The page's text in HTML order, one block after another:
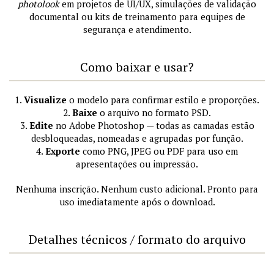
photolookem projetos de UI/UX, simulações de validação
documental ou kits de treinamento para equipes de
segurança e atendimento.
Como baixar e usar?
1. Visualize o modelo para confirmar estilo e proporções.
2. Baixe o arquivo no formato PSD.
3. Edite no Adobe Photoshop — todas as camadas estão
desbloqueadas, nomeadas e agrupadas por função.
4. Exporte como PNG, JPEG ou PDF para uso em
apresentações ou impressão.
Nenhuma inscrição. Nenhum custo adicional. Pronto para
uso imediatamente após o download.
Detalhes técnicos / formato do arquivo